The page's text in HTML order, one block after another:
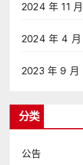
2024 年 11 月
2024 年 4 月
2023 年 9 月
分类
公告